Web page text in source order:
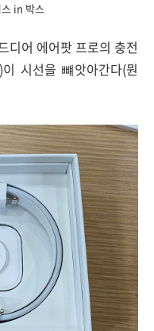
in 박스
디어 에어팟 프로의 충전
시선을 뺴앗아간다(뭔